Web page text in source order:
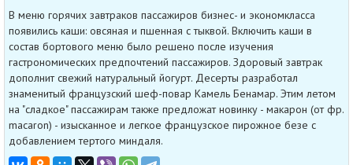
В меню горячих завтраков пассажиров бизнес- и экономкласса
появились каши: овсяная и пшенная с тыквой. Включить каши в
состав бортового меню было решено после изучения
гастрономических предпочтений пассажиров. Здоровый завтрак
дополнит свежий натуральный йогурт. Десерты разработал
знаменитый французский шеф-повар Камель Бенамар. Этим летом
на "сладкое" пассажирам также предложат новинку - макарон (от фр.
macaron) - изысканное и легкое французское пирожное безе с
добавлением тертого миндаля.